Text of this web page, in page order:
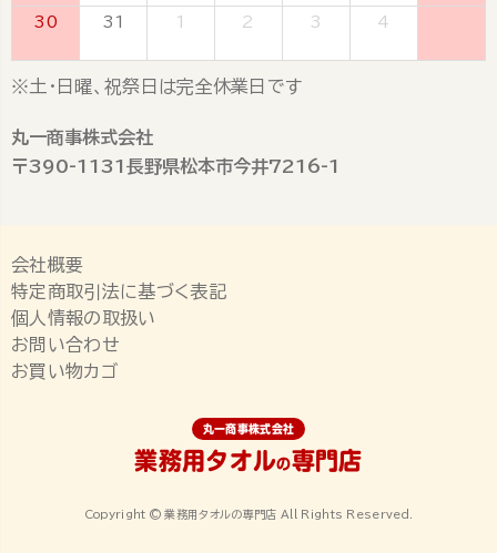
30 31 1 2 3 4
※土・日曜、祝祭日は完全休業日です
丸一商事株式会社
〒390-1131長野県松本市今井7216-1
会社概要
特定商取引法に基づく表記
個人情報の取扱い
お問い合わせ
お買い物カゴ
丸一商事株式会社
業務用タオルの専門店
Copyright © 業務用タオルの専門店 All Rights Reserved.